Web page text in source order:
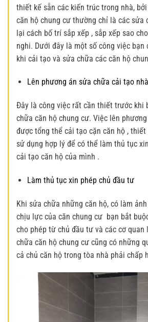
thiết kế sẵn các kiến trúc trong nhà,
căn hộ chung cư thường chỉ là các sửa
lại cách bố trí sắp xếp , sắp xếp sao
nghi. Dưới đây là một số công việc bạn
khi cải tạo và sửa chữa các căn hộ
Lên phương án sửa chữa cải tạo
Đây là công việc rất cần thiết trước khi
chữa căn hộ chung cư. Việc lên
được tổng thể cải tạo cặn căn hộ , thiết
sử dụng hợp lý để có thể làm thủ tục
cải tạo căn hộ của mình .
Làm thủ tục xin phép chủ đầu tư
Khi sửa chữa những căn hộ, có làm
chịu lực của căn chung cư bạn bắt
cho phép từ chủ đầu tư và các cơ quan
chữa căn hộ chung cư cũng có những
cả chủ căn hộ trong tòa nhà phải chấp